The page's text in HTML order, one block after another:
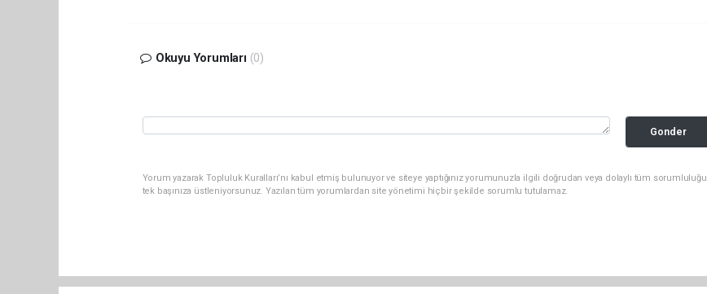
Okuyu Yorumları (0)
Gonder
Yorum yazarak Topluluk Kuralları’nı kabul etmiş bulunuyor ve siteye yaptığınız yorumunuzla ilgili doğrudan veya dolaylı tüm sorumluluğu
tek başınıza üstleniyorsunuz. Yazılan tüm yorumlardan site yönetimi hiçbir şekilde sorumlu tutulamaz.